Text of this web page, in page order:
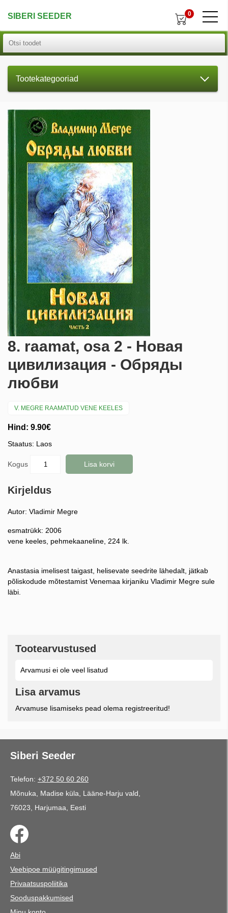
SIBERI SEEDER 0
Tootekategooriad
8. raamat, osa 2 - Новая
цивилизация - Обряды
любви
V. MEGRE RAAMATUD VENE KEELES
Hind: 9.90€
Staatus: Laos
Kogus Lisa korvi
Kirjeldus
Autor: Vladimir Megre
esmatrükk: 2006
vene keeles, pehmekaaneline, 224 lk.
Anastasia imelisest taigast, helisevate seedrite lähedalt, jätkab
põliskodude mõtestamist Venemaa kirjaniku Vladimir Megre sule
läbi.
Tootearvustused
Arvamusi ei ole veel lisatud
Lisa arvamus
Arvamuse lisamiseks pead olema registreeritud!
Siberi Seeder
Telefon: +372 50 60 260
Mõnuka, Madise küla, Lääne-Harju vald,
76023, Harjumaa, Eesti
Abi
Veebipoe müügitingimused
Privaatsuspoliitika
Sooduspakkumised